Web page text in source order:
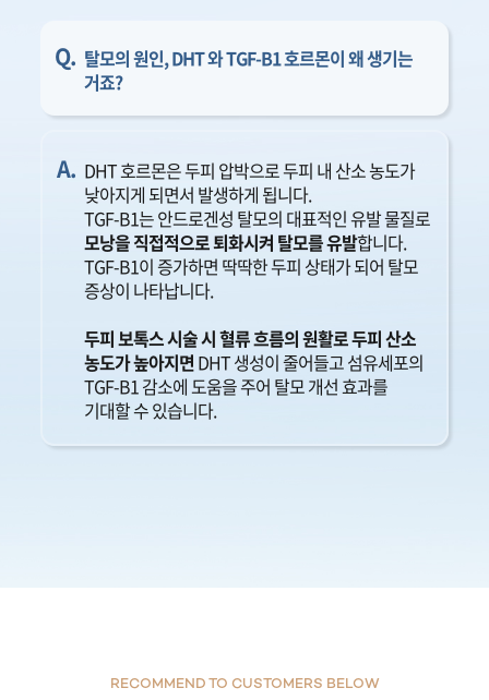
Q. 탈모의 원인, DHT 와 TGF-B1 호르몬이 왜 생기는
거죠?
A. DHT 호르몬은 두피 압박으로 두피 내 산소 농도가
낮아지게 되면서 발생하게 됩니다.
TGF-B1는 안드로겐성 탈모의 대표적인 유발 물질로
모낭을 직접적으로 퇴화시켜 탈모를 유발합니다.
TGF-B1이 증가하면 딱딱한 두피 상태가 되어 탈모
증상이 나타납니다.
두피 보톡스 시술 시 혈류 흐름의 원활로 두피 산소
농도가 높아지면 DHT 생성이 줄어들고 섬유세포의
TGF-B1 감소에 도움을 주어 탈모 개선 효과를
기대할 수 있습니다.
RECOMMEND TO CUSTOMERS BELOW